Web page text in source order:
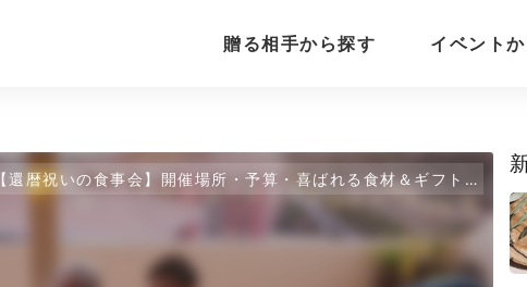
贈る相手から探す イベント
【還暦祝いの食事会】開催場所・予算・喜ばれる食材＆ギフトを徹底解明！